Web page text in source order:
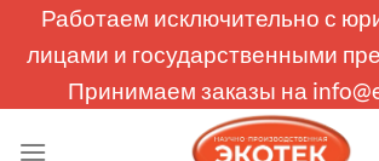
Работаем исключительно с
лицами и государственными
Принимаем заказы на